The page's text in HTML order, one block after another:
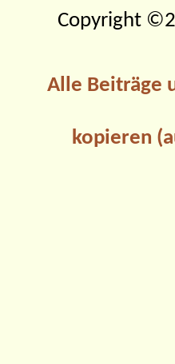
Copyright
Alle Beiträge
kopieren